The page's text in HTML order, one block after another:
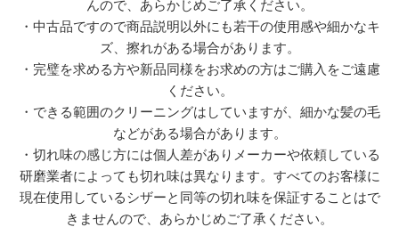
んので、あらかじめご了承ください。
・中古品ですので商品説明以外にも若干の使用感や細かなキ
ズ、擦れがある場合があります。
・完璧を求める方や新品同様をお求めの方はご購入をご遠慮
ください。
・できる範囲のクリーニングはしていますが、細かな髪の毛
などがある場合があります。
・切れ味の感じ方には個人差がありメーカーや依頼している
研磨業者によっても切れ味は異なります。すべてのお客様に
現在使用しているシザーと同等の切れ味を保証することはで
きませんので、あらかじめご了承ください。